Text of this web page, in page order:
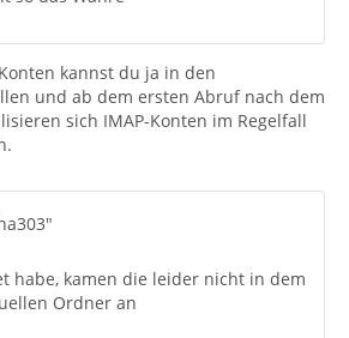
kannst du ja in den
und ab dem ersten Abruf nach dem
sich IMAP-Konten im Regelfall
habe, kamen die leider nicht in dem
Ordner an